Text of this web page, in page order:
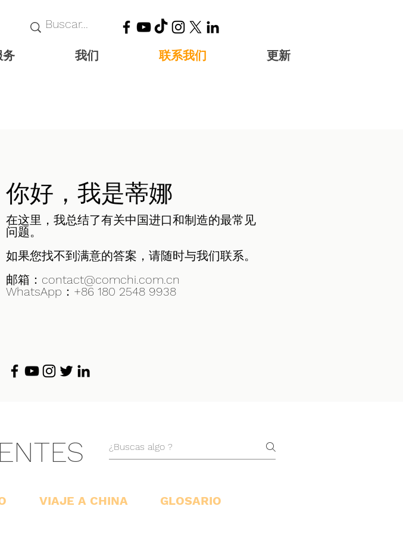
务 我们 联系我们 更新
你好，我是蒂娜
在这里，我总结了有关中国进口和制造的最常见
问题。
如果您找不到满意的答案，请随时与我们联系。
邮箱： contact@comchi.com.cn
WhatsApp：+86 180 2548 9938
VIAJE A CHINA GLOSARIO